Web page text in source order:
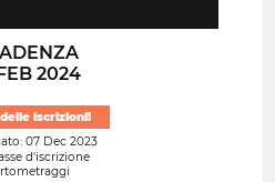
2024
iscrizioni!
07 Dec 2023
d'iscrizione